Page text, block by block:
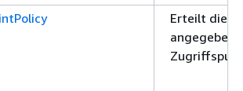
Erteilt die